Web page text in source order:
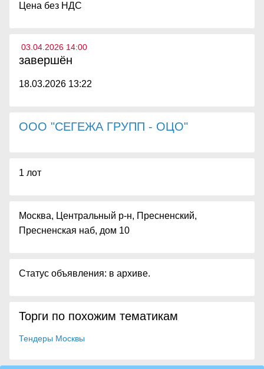
Цена без НДС
03.04.2026 14:00
завершён
18.03.2026 13:22
ООО "СЕГЕЖА ГРУПП - ОЦО"
1 лот
Москва, Центральный р-н, Пресненский,
Пресненская наб, дом 10
Статус объявления: в архиве.
Торги по похожим тематикам
Тендеры Москвы